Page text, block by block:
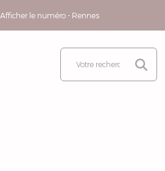
Afficher le numéro - Rennes